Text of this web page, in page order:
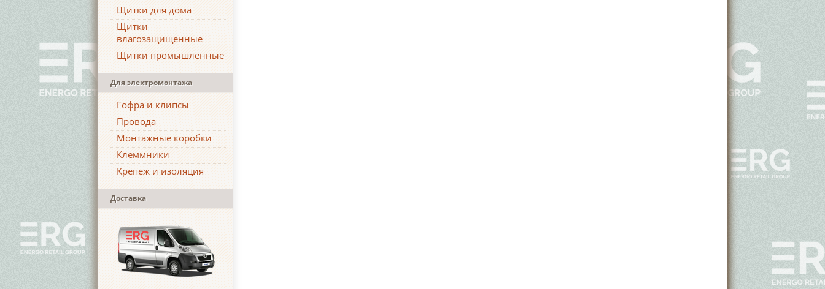
Щитки для дома
Щитки
влагозащищенные
Щитки промышленные
Для электромонтажа
Гофра и клипсы
Провода
Монтажные коробки
Клеммники
Крепеж и изоляция
Доставка